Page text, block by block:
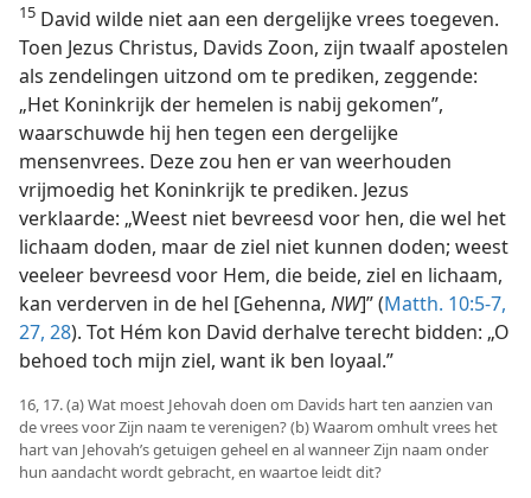
15 David wilde niet aan een dergelijke vrees toegeven.
Toen Jezus Christus, Davids Zoon, zijn twaalf apostelen
als zendelingen uitzond om te prediken, zeggende:
„Het Koninkrijk der hemelen is nabij gekomen”,
waarschuwde hij hen tegen een dergelijke
mensenvrees. Deze zou hen er van weerhouden
vrijmoedig het Koninkrijk te prediken. Jezus
verklaarde: „Weest niet bevreesd voor hen, die wel het
lichaam doden, maar de ziel niet kunnen doden; weest
veeleer bevreesd voor Hem, die beide, ziel en lichaam,
kan verderven in de hel [Gehenna, NW]” (Matth. 10:5-7,
27, 28). Tot Hém kon David derhalve terecht bidden: „O
behoed toch mijn ziel, want ik ben loyaal.”
16, 17. (a) Wat moest Jehovah doen om Davids hart ten aanzien van
de vrees voor Zijn naam te verenigen? (b) Waarom omhult vrees het
hart van Jehovah’s getuigen geheel en al wanneer Zijn naam onder
hun aandacht wordt gebracht, en waartoe leidt dit?